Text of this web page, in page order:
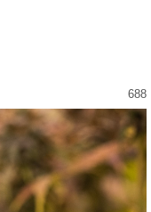
688